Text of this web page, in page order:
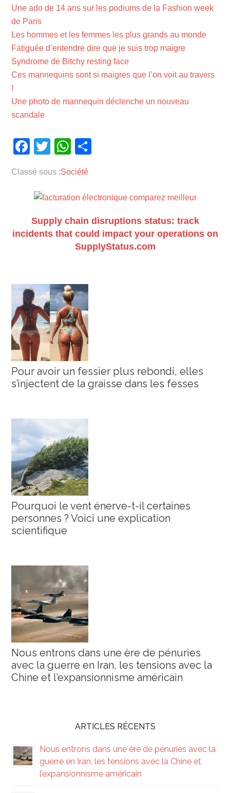
Une ado de 14 ans sur les podiums de la Fashion week
de Paris
Les hommes et les femmes les plus grands au monde
Fatiguée d’entendre dire que je suis trop maigre
Syndrome de Bitchy resting face
Ces mannequins sont si maigres que l’on voit au travers
!
Une photo de mannequin déclenche un nouveau
scandale
Facebook
TwitterWhatsApp
Classé sous :Société
Supply chain disruptions status: track
incidents that could impact your operations on
SupplyStatus.com
Pour avoir un fessier plus rebondi, elles
s’injectent de la graisse dans les fesses
Pourquoi le vent énerve-t-il certaines
personnes ? Voici une explication
scientifique
Nous entrons dans une ère de pénuries
avec la guerre en Iran, les tensions avec la
Chine et l’expansionnisme américain
ARTICLES RÉCENTS
Nous entrons dans une ère de pénuries avec la
guerre en Iran, les tensions avec la Chine et
l’expansionnisme américain